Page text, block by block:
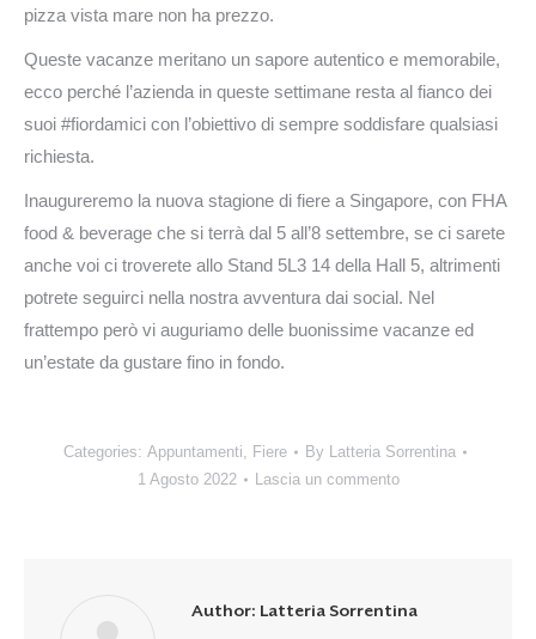
pizza vista mare non ha prezzo.
Queste vacanze meritano un sapore autentico e memorabile,
ecco perché l’azienda in queste settimane resta al fianco dei
suoi #fiordamici con l’obiettivo di sempre soddisfare qualsiasi
richiesta.
Inaugureremo la nuova stagione di fiere a Singapore, con FHA
food & beverage che si terrà dal 5 all’8 settembre, se ci sarete
anche voi ci troverete allo Stand 5L3 14 della Hall 5, altrimenti
potrete seguirci nella nostra avventura dai social. Nel
frattempo però vi auguriamo delle buonissime vacanze ed
un’estate da gustare fino in fondo.
Categories: Appuntamenti, Fiere By Latteria Sorrentina
1 Agosto 2022
Lascia un commento
Author: Latteria Sorrentina